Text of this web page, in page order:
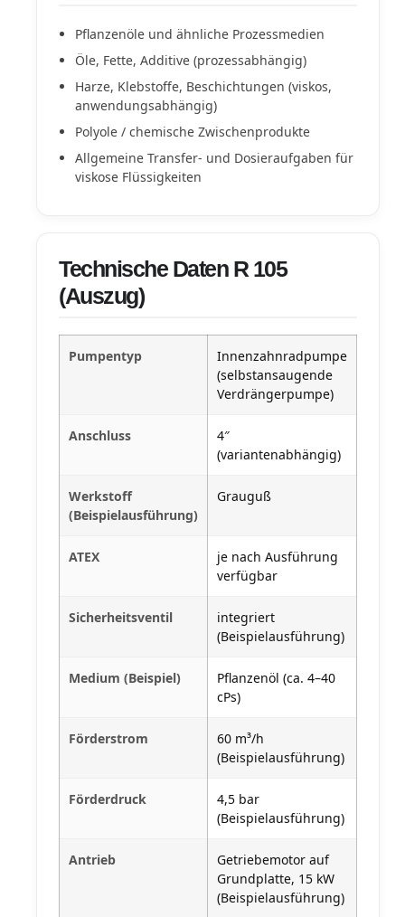
Pflanzenöle und ähnliche Prozessmedien
Öle, Fette, Additive (prozessabhängig)
Harze, Klebstoffe, Beschichtungen (viskos,
anwendungsabhängig)
Polyole / chemische Zwischenprodukte
Allgemeine Transfer- und Dosieraufgaben für
viskose Flüssigkeiten
Technische Daten R 105
(Auszug)
Pumpentyp
Innenzahnradpumpe
(selbstansaugende
Verdrängerpumpe)
Anschluss
4″
(variantenabhängig)
Werkstoff
(Beispielausführung)
Grauguß
ATEX
je nach Ausführung
verfügbar
Sicherheitsventil
integriert
(Beispielausführung)
Medium (Beispiel)
Pflanzenöl (ca. 4–40
cPs)
Förderstrom
60 m³/h
(Beispielausführung)
Förderdruck
4,5 bar
(Beispielausführung)
Antrieb
Getriebemotor auf
Grundplatte, 15 kW
(Beispielausführung)